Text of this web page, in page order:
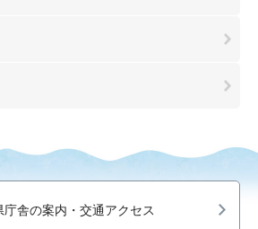
庁舎の案内・交通アクセス